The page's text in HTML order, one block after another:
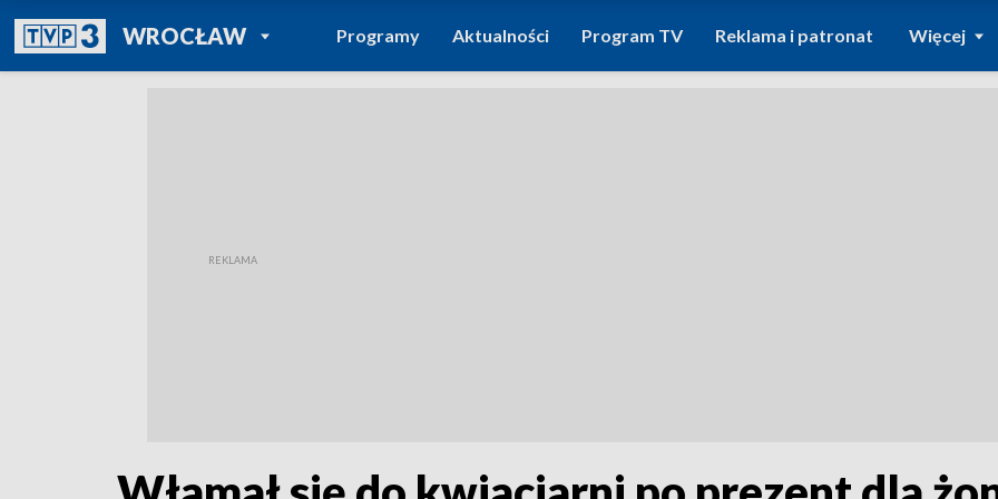
WROCŁAWPOWRÓT DO
TVP REGIONY
Programy Aktualności Program TV Reklama i patronat Więcej